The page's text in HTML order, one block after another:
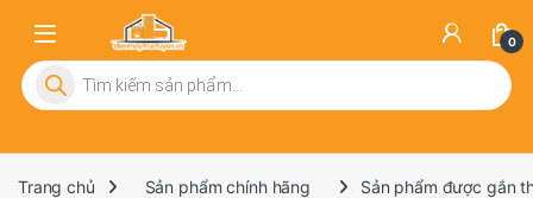
0
Tìm kiếm sản phẩm
Trang chủ Sản phẩm chính hãng Sản phẩm được gắn